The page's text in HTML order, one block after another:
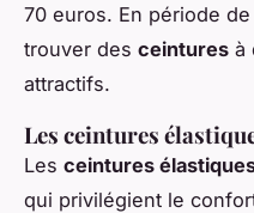
70 euros. En période de
trouver des ceintures à
attractifs.
Les ceintures
Les ceintures
qui privilégient le